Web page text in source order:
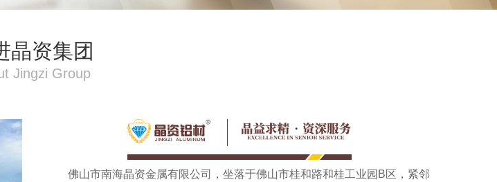
晶资集团
Jingzi Group
佛山市南海晶资金属有限公司，坐落于佛山市桂和路和桂工业园B区，紧邻